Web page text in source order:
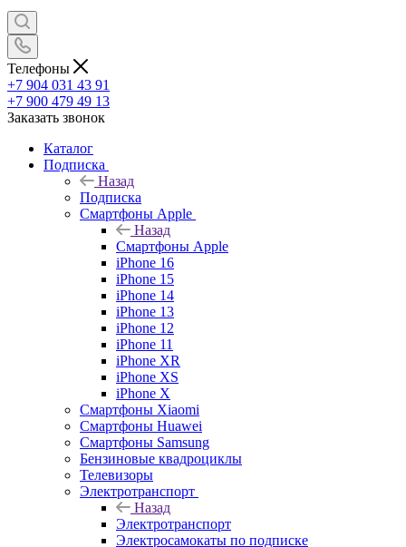
Телефоны
+7 904 031 43 91
+7 900 479 49 13
Заказать звонок
Каталог
Подписка
Назад
Подписка
Смартфоны Apple
Назад
Смартфоны Apple
iPhone 16
iPhone 15
iPhone 14
iPhone 13
iPhone 12
iPhone 11
iPhone XR
iPhone XS
iPhone X
Смартфоны Xiaomi
Смартфоны Huawei
Смартфоны Samsung
Бензиновые квадроциклы
Телевизоры
Электротранспорт
Назад
Электротранспорт
Электросамокаты по подписке